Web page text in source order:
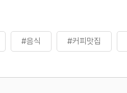
#음식 #커피맛집